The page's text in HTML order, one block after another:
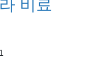
비료